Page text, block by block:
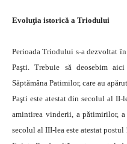
Evoluţia istorică a Triodului
Perioada Triodului s-a dezvoltat
Paşti. Trebuie să deosebim
Săptămâna Patimilor, care au
Paşti este atestat din secolul al
amintirea vinderii, a pătimirilor,
secolul al III-lea este atestat